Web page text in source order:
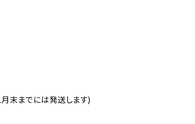
末までには発送します)